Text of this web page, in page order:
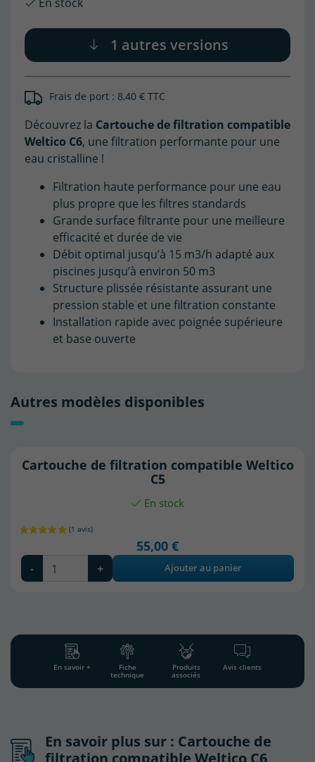
1 autres versions
Frais de port : 8,40 € TTC
Découvrez la Cartouche de filtration compatible
Weltico C6, une filtration performante pour une
eau cristalline !
Filtration haute performance pour une eau
plus propre que les filtres standards
Grande surface filtrante pour une meilleure
efficacité et durée de vie
Débit optimal jusqu’à 15 m3/h adapté aux
piscines jusqu’à environ 50 m3
Structure plissée résistante assurant une
pression stable et une filtration constante
Installation rapide avec poignée supérieure
et base ouverte
Autres modèles disponibles
Cartouche de filtration compatible Weltico
C5
En stock
55,00 €
- + Ajouter au panier
En savoir + Fiche
technique
Produits
associés
Avis clients
En savoir plus sur : Cartouche de